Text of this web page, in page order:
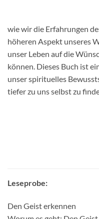
wie wir die Erfahrungen
höheren Aspekt unseres
unser Leben auf die
können. Dieses Buch ist
unser spirituelles
tiefer zu uns selbst zu
Leseprobe:
Den Geist erkennen